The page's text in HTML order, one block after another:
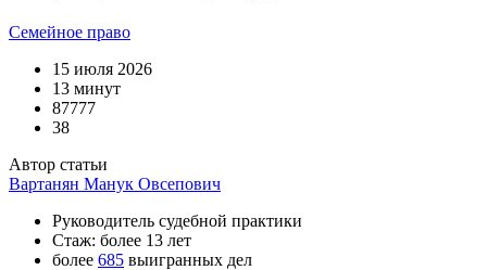
Семейное право
15 июля 2026
13 минут
87777
38
Автор статьи
Вартанян Манук Овсепович
Руководитель судебной практики
Стаж: более 13 лет
более 685 выигранных дел